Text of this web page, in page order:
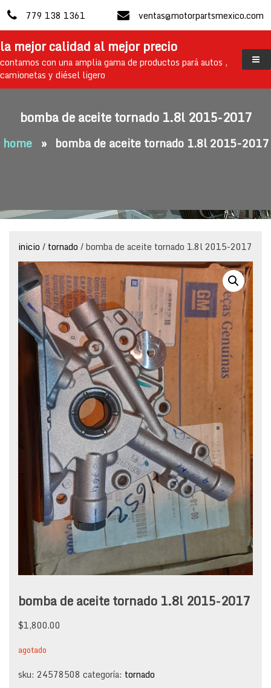
to
content
779 138 1361 ventas@motorpartsmexico.com
la mejor calidad al mejor precio
contamos con una amplia gama de productos pará autos ,
camionetas y diésel ligero
bomba de aceite tornado 1.8l 2015-2017
home» bomba de aceite tornado 1.8l 2015-2017
inicio / tornado / bomba de aceite tornado 1.8l 2015-2017
bomba de aceite tornado 1.8l 2015-2017
$1,800.00
agotado
sku: 24578508 categoría: tornado